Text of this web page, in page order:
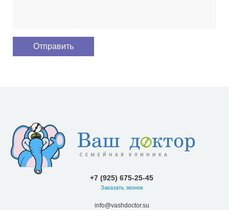
+7 (925) 675-25-45
Заказать звонок
info@vashdoctor.su